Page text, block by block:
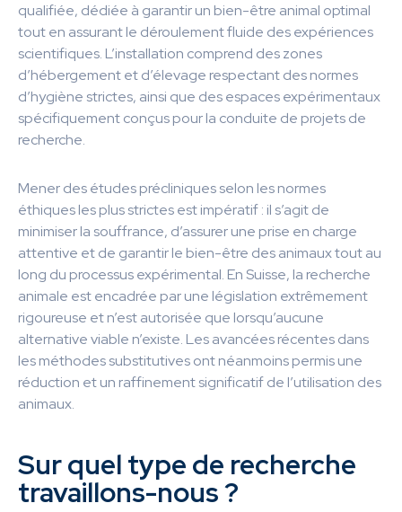
qualifiée, dédiée à garantir un bien-être animal optimal
tout en assurant le déroulement fluide des expériences
scientifiques. L’installation comprend des zones
d’hébergement et d’élevage respectant des normes
d’hygiène strictes, ainsi que des espaces expérimentaux
spécifiquement conçus pour la conduite de projets de
recherche.
Mener des études précliniques selon les normes
éthiques les plus strictes est impératif : il s’agit de
minimiser la souffrance, d’assurer une prise en charge
attentive et de garantir le bien-être des animaux tout au
long du processus expérimental. En Suisse, la recherche
animale est encadrée par une législation extrêmement
rigoureuse et n’est autorisée que lorsqu’aucune
alternative viable n’existe. Les avancées récentes dans
les méthodes substitutives ont néanmoins permis une
réduction et un raffinement significatif de l’utilisation des
animaux.
Sur quel type de recherche
travaillons-nous ?